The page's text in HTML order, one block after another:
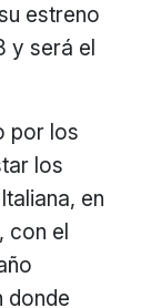
estreno
y será el
por los
los
en
con el
donde